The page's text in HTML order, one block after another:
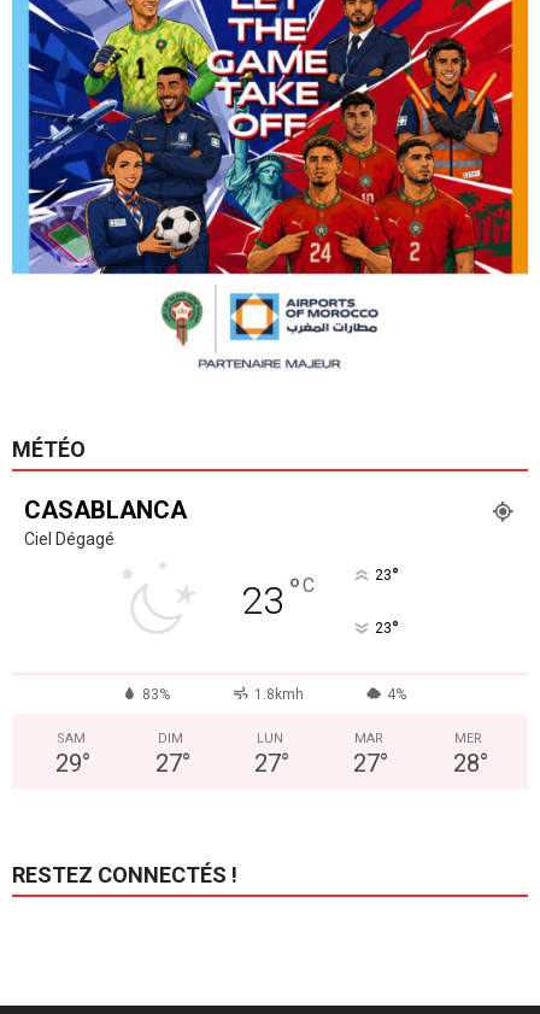
MÉTÉO
CASABLANCA
Ciel Dégagé
23 °C 23°
23°
83% 1.8kmh 4%
SAM
29°
DIM
27°
LUN
27°
MAR
27°
MER
28°
RESTEZ CONNECTÉS !